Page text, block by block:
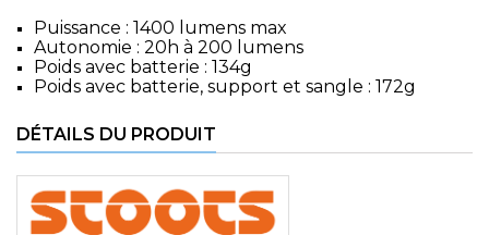
Puissance : 1400 lumens max
Autonomie : 20h à 200 lumens
Poids avec batterie : 134g
Poids avec batterie, support et sangle : 172g
DÉTAILS DU PRODUIT